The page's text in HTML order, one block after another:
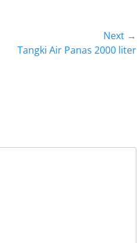
Next →
Tangki Air Panas 2000 liter